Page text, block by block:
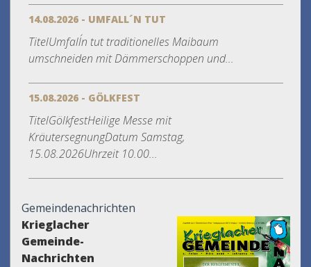
14.08.2026 - UMFALL´N TUT
TitelUmfall´n tut traditionelles Maibaum
umschneiden mit Dämmerschoppen und...
15.08.2026 - GÖLKFEST
TitelGölkfestHeilige Messe mit
KräutersegnungDatum Samstag,
15.08.2026Uhrzeit 10.00...
Gemeindenachrichten
Krieglacher
Gemeinde-
Nachrichten